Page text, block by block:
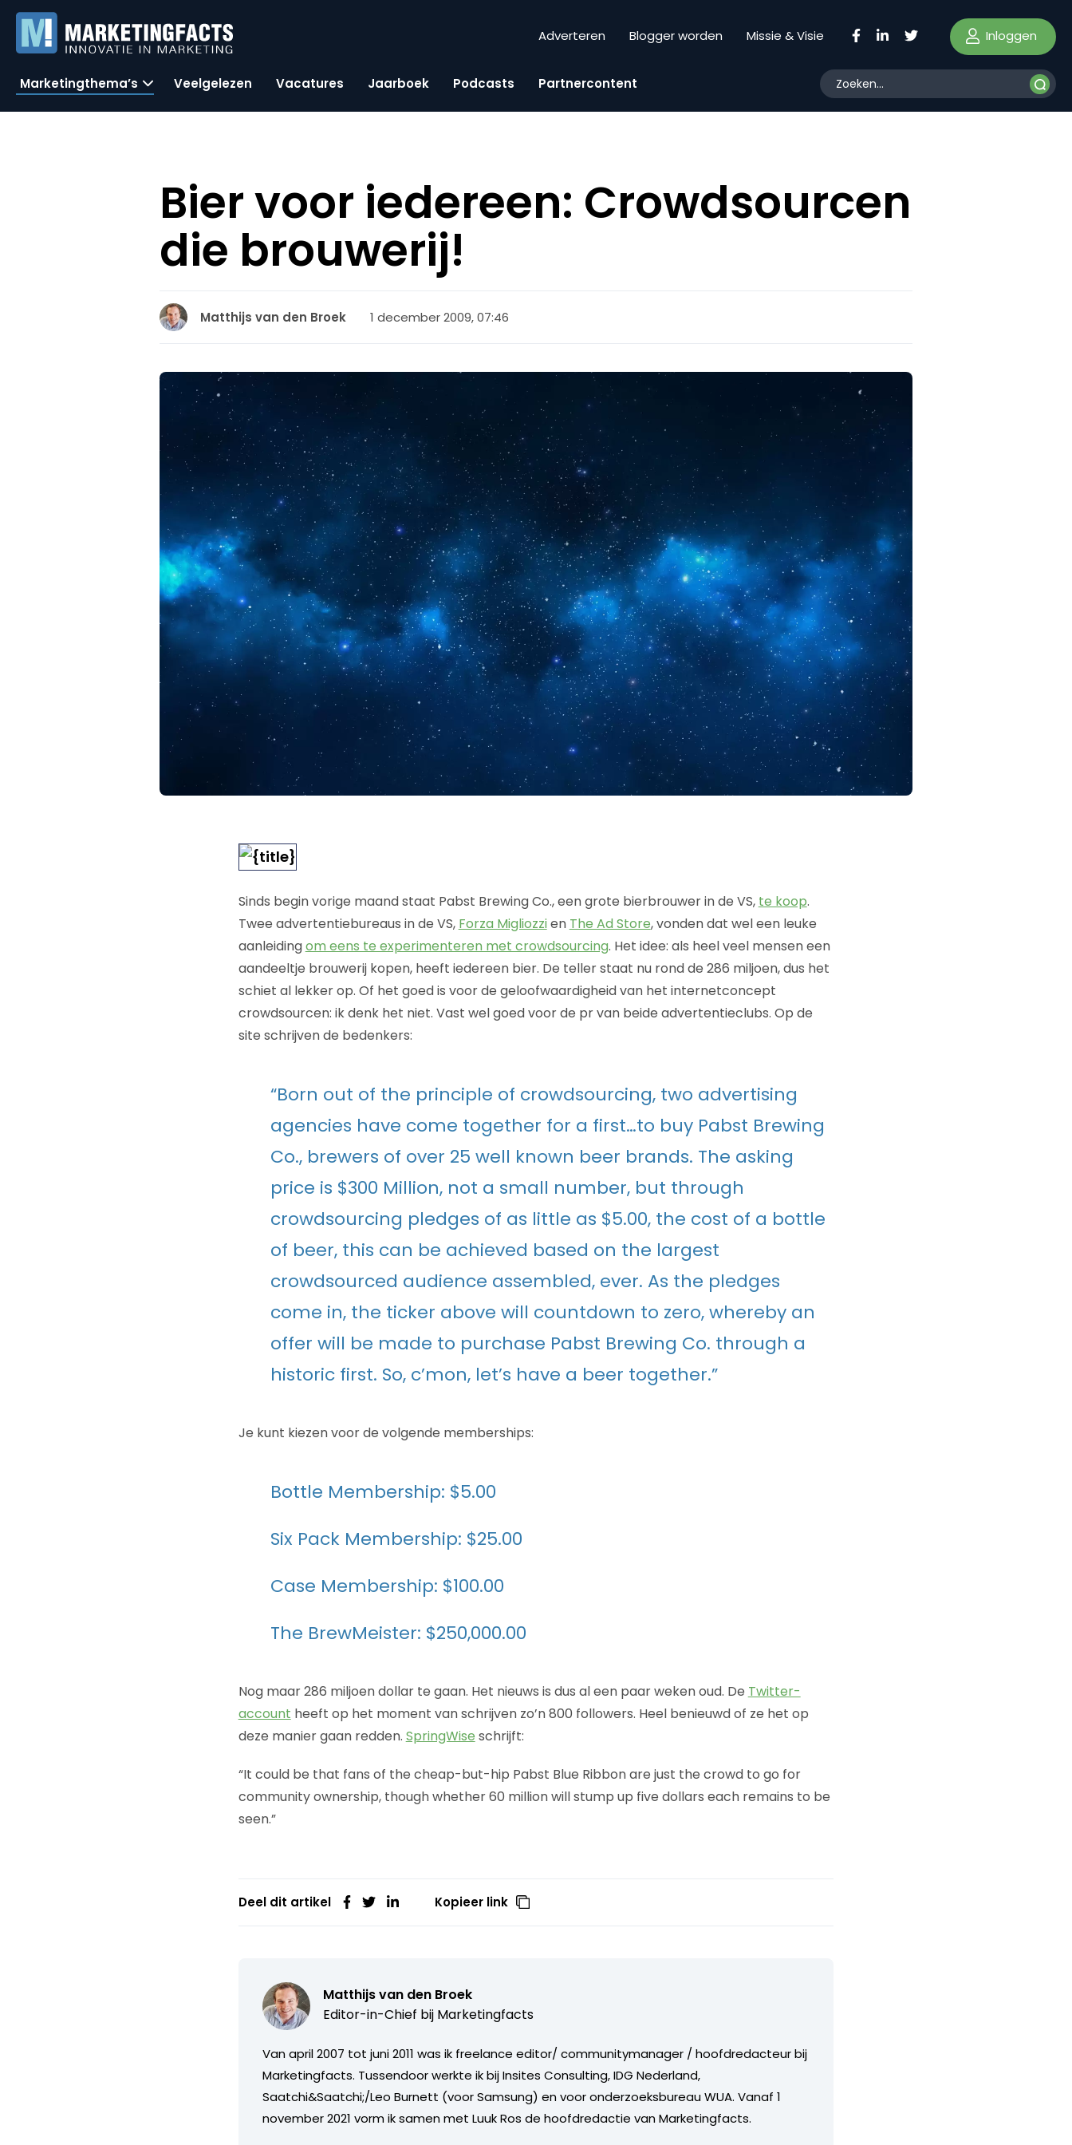
Adverteren Blogger worden Missie & Visie Inloggen
Marketingthema’s Veelgelezen Vacatures Jaarboek Podcasts Partnercontent
Bier voor iedereen: Crowdsourcen
die brouwerij!
Matthijs van den Broek 1 december 2009, 07:46
Sinds begin vorige maand staat Pabst Brewing Co., een grote bierbrouwer in de VS, te koop.
Twee advertentiebureaus in de VS, Forza Migliozzien The Ad Store, vonden dat wel een leuke
aanleidingom eens te experimenteren met crowdsourcing. Het idee: als heel veel mensen een
aandeeltje brouwerij kopen, heeft iedereen bier. De teller staat nu rond de 286 miljoen, dus het
schiet al lekker op. Of het goed is voor de geloofwaardigheid van het internetconcept
crowdsourcen: ik denk het niet. Vast wel goed voor de pr van beide advertentieclubs. Op de
site schrijven de bedenkers:
“Born out of the principle of crowdsourcing, two advertising
agencies have come together for a first…to buy Pabst Brewing
Co., brewers of over 25 well known beer brands. The asking
price is $300 Million, not a small number, but through
crowdsourcing pledges of as little as $5.00, the cost of a bottle
of beer, this can be achieved based on the largest
crowdsourced audience assembled, ever. As the pledges
come in, the ticker above will countdown to zero, whereby an
offer will be made to purchase Pabst Brewing Co. through a
historic first. So, c’mon, let’s have a beer together.”
Je kunt kiezen voor de volgende memberships:
Bottle Membership: $5.00
Six Pack Membership: $25.00
Case Membership: $100.00
The BrewMeister: $250,000.00
Nog maar 286 miljoen dollar te gaan. Het nieuws is dus al een paar weken oud. De Twitter-
account heeft op het moment van schrijven zo’n 800 followers. Heel benieuwd of ze het op
deze manier gaan redden. SpringWise schrijft:
“It could be that fans of the cheap-but-hip Pabst Blue Ribbon are just the crowd to go for
community ownership, though whether 60 million will stump up five dollars each remains to be
seen.”
Deel dit artikel Kopieer link
Matthijs van den Broek
Editor-in-Chief bij Marketingfacts
Van april 2007 tot juni 2011 was ik freelance editor/ communitymanager / hoofdredacteur bij
Marketingfacts. Tussendoor werkte ik bij Insites Consulting, IDG Nederland,
Saatchi&Saatchi;/Leo Burnett (voor Samsung) en voor onderzoeksbureau WUA. Vanaf 1
november 2021 vorm ik samen met Luuk Ros de hoofdredactie van Marketingfacts.